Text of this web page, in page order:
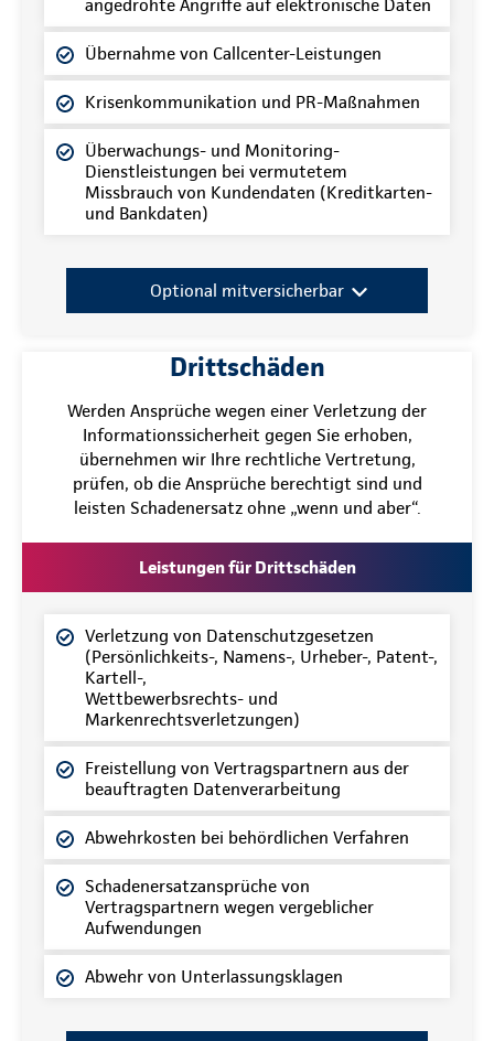
angedrohte Angriffe auf elektronische Daten
Übernahme von Callcenter-Leistungen
Krisenkommunikation und PR-Maßnahmen
Überwachungs- und Monitoring-
Dienstleistungen bei vermutetem
Missbrauch von Kundendaten (Kreditkarten-
und Bankdaten)
Optional mitversicherbar
Drittschäden
Werden Ansprüche wegen einer Verletzung der
Informationssicherheit gegen Sie erhoben,
übernehmen wir Ihre rechtliche Vertretung,
prüfen, ob die Ansprüche berechtigt sind und
leisten Schadenersatz ohne „wenn und aber“.
Leistungen für Drittschäden
Verletzung von Datenschutzgesetzen
(Persönlichkeits-, Namens-, Urheber-, Patent-,
Kartell-,
Wettbewerbsrechts- und
Markenrechtsverletzungen)
Freistellung von Vertragspartnern aus der
beauftragten Datenverarbeitung
Abwehrkosten bei behördlichen Verfahren
Schadenersatzansprüche von
Vertragspartnern wegen vergeblicher
Aufwendungen
Abwehr von Unterlassungsklagen